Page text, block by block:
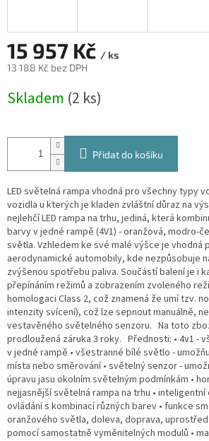
15 957 Kč / ks
13 188 Kč bez DPH
cena:
Skladem (2 ks)
Přidat do košíku
LED světelná rampa vhodná pro všechny typy
vozidla u kterých je kladen zvláštní důraz na
nejlehčí LED rampa na trhu, jediná, která
barvy v jedné rampě (4V1) - oranžová, modro-
světla. Vzhledem ke své malé výšce je
aerodynamické automobily, kde nezpůsobuje
zvýšenou spotřebu paliva. Součástí balení je i
přepínáním režimů a zobrazením zvoleného
homologaci Class 2, což znamená že umí tzv.
intenzity svícení), což lze sepnout manuálně,
vestavěného světelného senzoru. Na toto
prodloužená záruka 3 roky. Přednosti: • 4v1 -
v jedné rampě • všestranné bílé světlo -
místa nebo směrování • světelný senzor -
úpravu jasu okolním světelným podmínkám •
nejjasnější světelná rampa na trhu •
ovládání s kombinací různých barev • funkce
oranžového světla, doleva, doprava, uprostřed
pomocí samostatně vyměnitelných modulů •